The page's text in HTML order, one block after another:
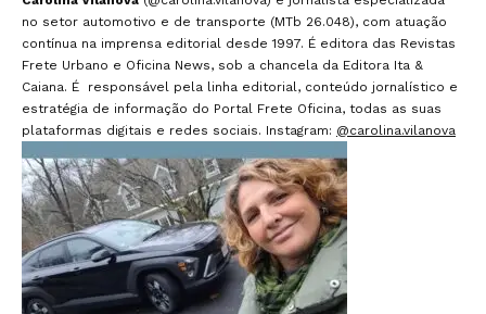
no setor automotivo e de transporte (MTb 26.048), com atuação
contínua na imprensa editorial desde 1997. É editora das Revistas
Frete Urbano e Oficina News, sob a chancela da Editora Ita &
Caiana. É responsável pela linha editorial, conteúdo jornalístico e
estratégia de informação do Portal Frete Oficina, todas as suas
plataformas digitais e redes sociais. Instagram: @carolina.vilanova